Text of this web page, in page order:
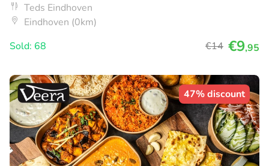
Teds Eindhoven
Eindhoven (0km)
Sold: 68
€14 €9,95
47% discount